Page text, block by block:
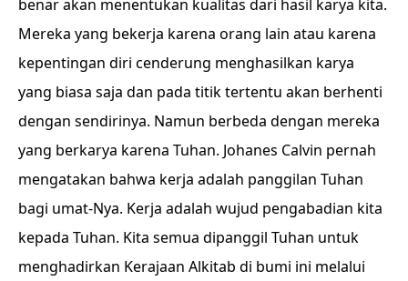
benar akan menentukan kualitas dari hasil karya kita.
Mereka yang bekerja karena orang lain atau karena
kepentingan diri cenderung menghasilkan karya
yang biasa saja dan pada titik tertentu akan berhenti
dengan sendirinya. Namun berbeda dengan mereka
yang berkarya karena Tuhan. Johanes Calvin pernah
mengatakan bahwa kerja adalah panggilan Tuhan
bagi umat-Nya. Kerja adalah wujud pengabadian kita
kepada Tuhan. Kita semua dipanggil Tuhan untuk
menghadirkan Kerajaan Alkitab di bumi ini melalui